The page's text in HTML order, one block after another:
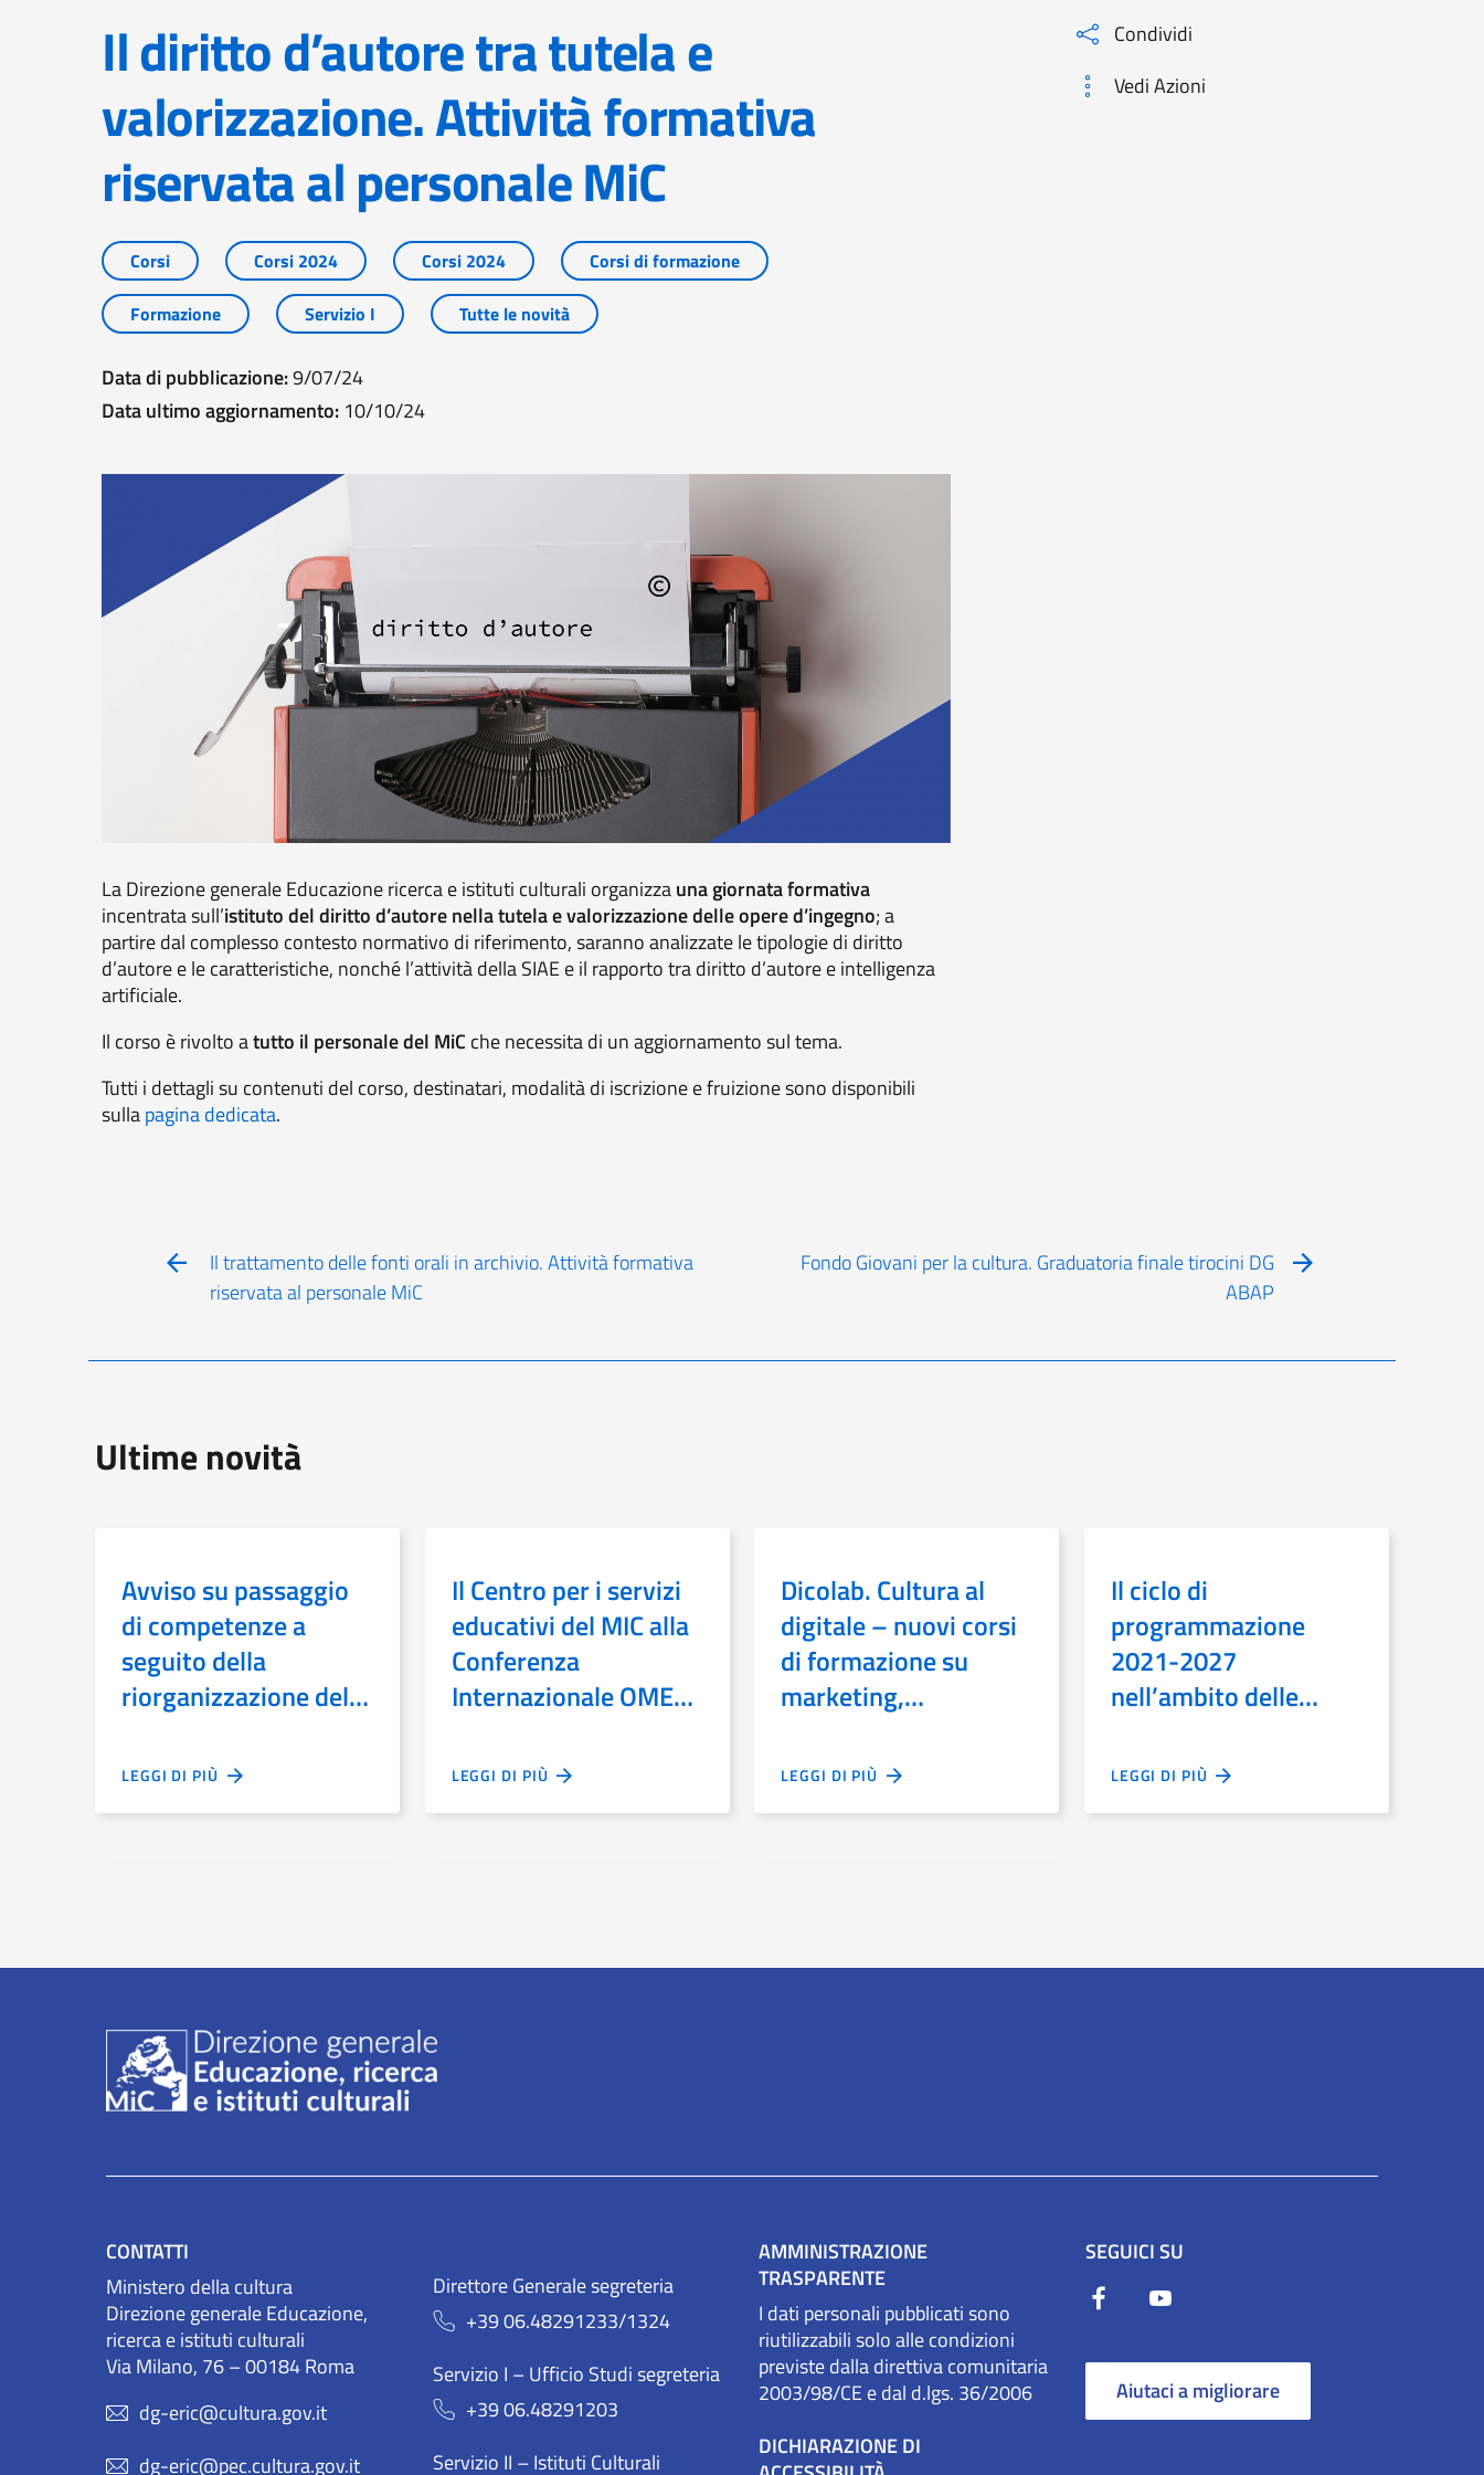
Il diritto d’autore tra tutela e
valorizzazione. Attività formativa
riservata al personale MiC
Corsi Corsi 2024 Corsi 2024
Corsi di formazione
Formazione
Servizio I Tutte le novità
Data di pubblicazione:9/07/24
Data ultimo aggiornamento: 10/10/24
La Direzione generale Educazione ricerca e istituti culturali organizzauna giornataformativa
incentrata sull’istituto del diritto d’autore nella tutela e valorizzazione delle opere d’ingegno; a
partire dal complesso contesto normativo di riferimento, saranno analizzate le tipologie di diritto
d’autore e le caratteristiche, nonché l’attività della SIAE e il rapporto tra diritto d’autore e intelligenza
artificiale.
Il corso è rivolto atutto il personale del MiC che necessita di un aggiornamento sul tema.
Tutti i dettagli su contenuti del corso, destinatari, modalità di iscrizione e fruizione sono disponibili
sullapagina dedicata.
Condividi
Vedi Azioni
Il trattamento delle fonti orali in archivio. Attività formativa
riservata al personale MiC
Fondo Giovani per la cultura. Graduatoria finale tirocini DG
ABAP
Ultime novità
Avviso su passaggio
di competenze a
seguito della
riorganizzazione del
LEGGI DI PIÙ
Il Centro per i servizi
educativi del MIC alla
Conferenza
Internazionale OMEP
l’educazione della
LEGGI DI PIÙ
Dicolab. Cultura al
digitale – nuovi corsi
di formazione su
marketing,
consapevolezza
LEGGI DI PIÙ
Il ciclo di
programmazione
2021-2027
nell’ambito delle
coesione: moduli 11 e
LEGGI DI PIÙ
CONTATTI
Ministero della cultura
Direzione generale Educazione,
ricerca e istituti culturali
Via Milano, 76 – 00184 Roma
dg-eric@cultura.gov.it
dg-eric@pec.cultura.gov.it
Direttore Generale segreteria
+39 06.48291233/1324
Servizio I – Ufficio Studi segreteria
+39 06.48291203
Servizio II – Istituti Culturali
AMMINISTRAZIONE
TRASPARENTE
I dati personali pubblicati sono
riutilizzabili solo alle condizioni
previste dalla direttiva comunitaria
2003/98/CE e dal d.lgs. 36/2006
DICHIARAZIONE DI
SEGUICI SU
Aiutaci a migliorare